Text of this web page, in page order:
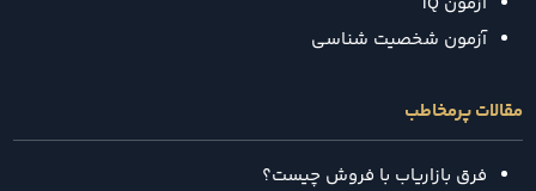
آزمون شخصیت شناسی
مقالات پرمخاطب
فرق بازاریاب با فروش چیست؟